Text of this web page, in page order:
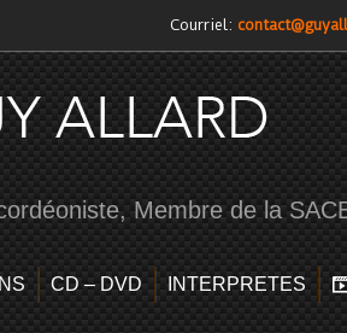
Membre de la
CD – DVD INTERPRETES